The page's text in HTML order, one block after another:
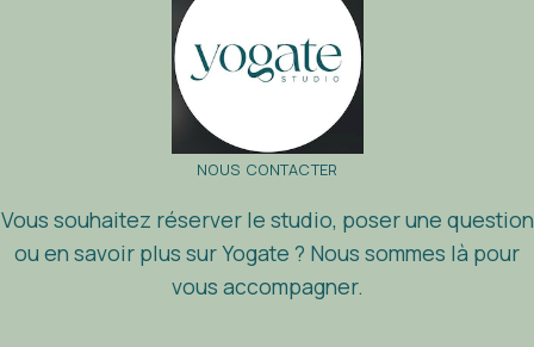
NOUS CONTACTER
Vous souhaitez réserver le studio, poser une question
ou en savoir plus sur Yogate ? Nous sommes là pour
vous accompagner.